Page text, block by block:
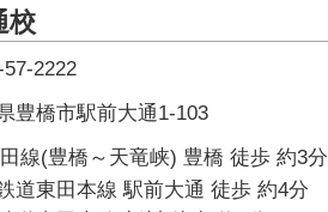
校
57-2222
豊橋市駅前大通1-103
線(豊橋～天竜峡) 豊橋 徒歩 約3分
道東田本線 駅前大通 徒歩 約4分